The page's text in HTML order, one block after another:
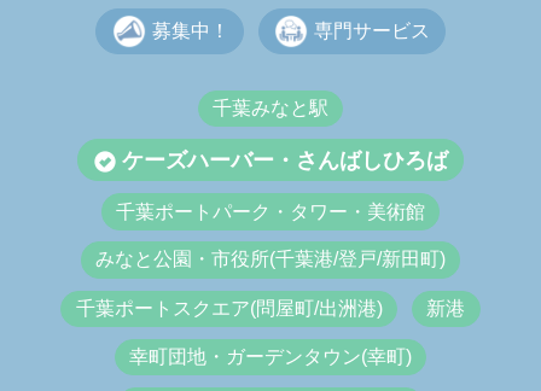
募集中！ 専門サービス
千葉みなと駅
ケーズハーバー・さんばしひろば
千葉ポートパーク・タワー・美術館
みなと公園・市役所(千葉港/登戸/新田町)
千葉ポートスクエア(問屋町/出洲港) 新港
幸町団地・ガーデンタウン(幸町)